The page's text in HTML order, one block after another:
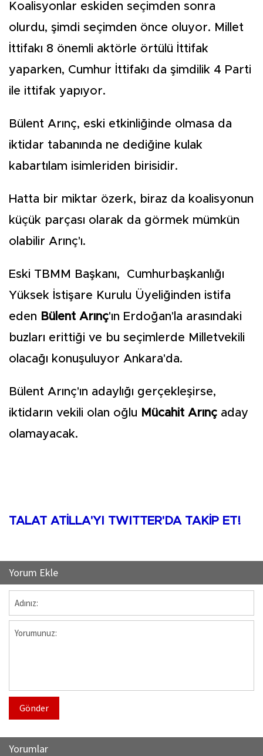
Koalisyonlar eskiden seçimden sonra
olurdu, şimdi seçimden önce oluyor. Millet
İttifakı 8 önemli aktörle örtülü İttifak
yaparken, Cumhur İttifakı da şimdilik 4 Parti
ile ittifak yapıyor.
Bülent Arınç, eski etkinliğinde olmasa da
iktidar tabanında ne dediğine kulak
kabartılam isimleriden birisidir.
Hatta bir miktar özerk, biraz da koalisyonun
küçük parçası olarak da görmek mümkün
olabilir Arınç'ı.
Eski TBMM Başkanı, Cumhurbaşkanlığı
Yüksek İstişare Kurulu Üyeliğinden istifa
eden Bülent Arınç'ın Erdoğan'la arasındaki
buzları erittiği ve bu seçimlerde Milletvekili
olacağı konuşuluyor Ankara'da.
Bülent Arınç'ın adaylığı gerçekleşirse,
iktidarın vekili olan oğlu Mücahit Arınç aday
olamayacak.
TALAT ATİLLA'YI TWITTER'DA TAKİP ET!
Yorum Ekle
Gönder
Yorumlar